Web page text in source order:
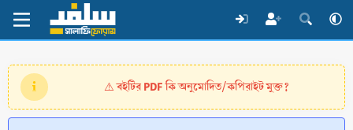
⚠️বইটির PDF কি অনুমোদিত/কপিরাইট মুক্ত?